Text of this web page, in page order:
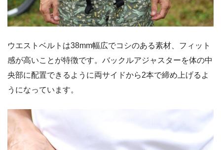
ウエストベルトは38mm幅広でコシのある素材、フィット
感が高いことが特徴です。バックルアジャスターを体の中
央部に配置できるように両サイドから2本で締め上げるよ
うになっています。